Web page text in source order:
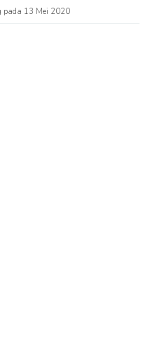
pada 13 Mei 2020